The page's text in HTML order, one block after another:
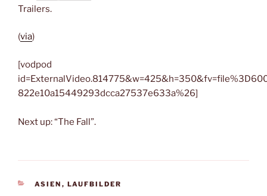
Trailers.
(via)
[vodpod
822e10a15449293dcca27537e633a%26]
Next up: “The Fall”.
KATEGORIEN
ASIEN , LAUFBILDER